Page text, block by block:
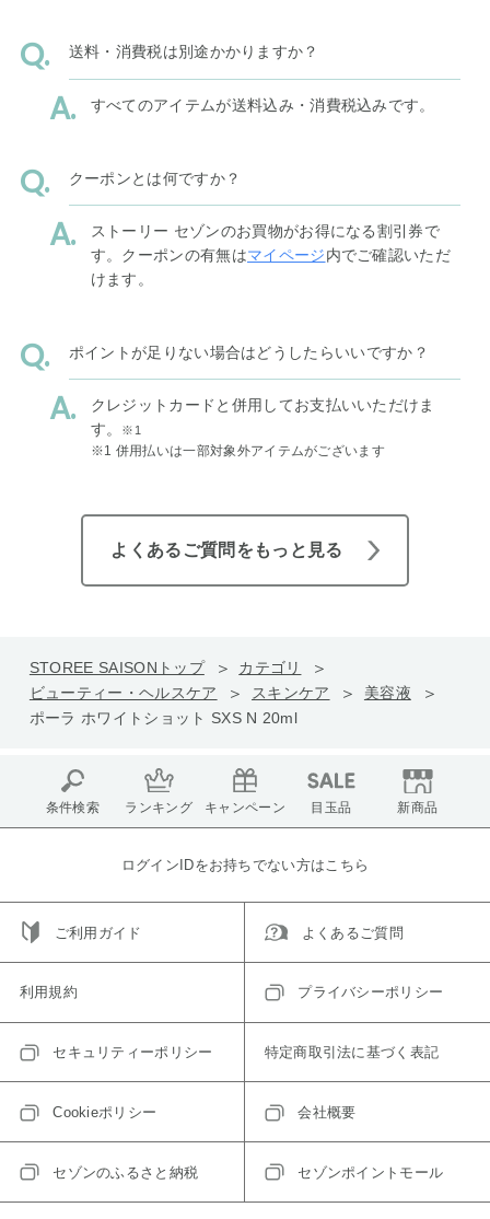
送料・消費税は別途かかりますか？
すべてのアイテムが送料込み・消費税込みです。
クーポンとは何ですか？
ストーリー セゾンのお買物がお得になる割引券で
す。クーポンの有無はマイページ内でご確認いただ
けます。
ポイントが足りない場合はどうしたらいいですか？
クレジットカードと併用してお支払いいただけま
す。
※1
※1 併用払いは一部対象外アイテムがございます
よくあるご質問をもっと見る
STOREE SAISONトップ
カテゴリ
ビューティー・ヘルスケア
スキンケア
美容液
ポーラ ホワイトショット SXS N 20ml
条件検索 ランキング キャンペーン 目玉品 新商品
ログインIDをお持ちでない方はこちら
ご利用ガイド よくあるご質問
利用規約 プライバシーポリシー
セキュリティーポリシー 特定商取引法に基づく表記
Cookieポリシー 会社概要
セゾンのふるさと納税 セゾンポイントモール